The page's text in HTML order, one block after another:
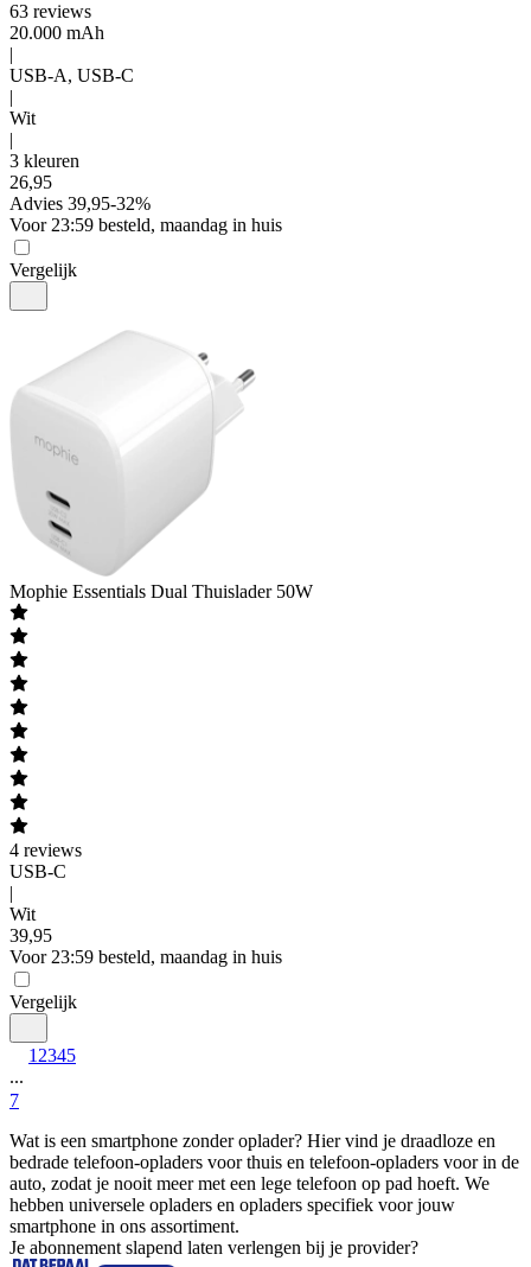
63 reviews
20.000 mAh
|
USB-A, USB-C
|
Wit
|
3 kleuren
26,95
Advies 39,95-32%
Voor 23:59 besteld, maandag in huis
Vergelijk
Mophie Essentials Dual Thuislader 50W
4 reviews
USB-C
|
Wit
39,95
Voor 23:59 besteld, maandag in huis
Vergelijk
1 2345
...
7
Wat is een smartphone zonder oplader? Hier vind je draadloze en
bedrade telefoon-opladers voor thuis en telefoon-opladers voor in de
auto, zodat je nooit meer met een lege telefoon op pad hoeft. We
hebben universele opladers en opladers specifiek voor jouw
smartphone in ons assortiment.
Je abonnement slapend laten verlengen bij je provider?